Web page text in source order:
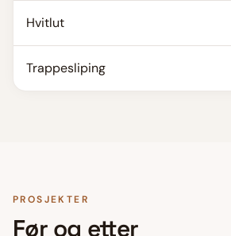
Hvitlut
Trappesliping
PROSJEKTER
Før og etter